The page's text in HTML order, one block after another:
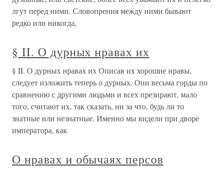
лгут перед ними. Словопрения между ними бывают
редко или никогда,
§ II. О дурных нравах их
§ II. О дурных нравах их Описав их хорошие нравы,
следует изложить теперь о дурных. Они весьма горды по
сравнению с другими людьми и всех презирают, мало
того, считают их, так сказать, ни за что, будь ли то
знатные или незнатные. Именно мы видели при дворе
императора, как
О нравах и обычаях персов